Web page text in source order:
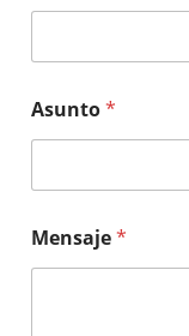
Asunto*
Mensaje*